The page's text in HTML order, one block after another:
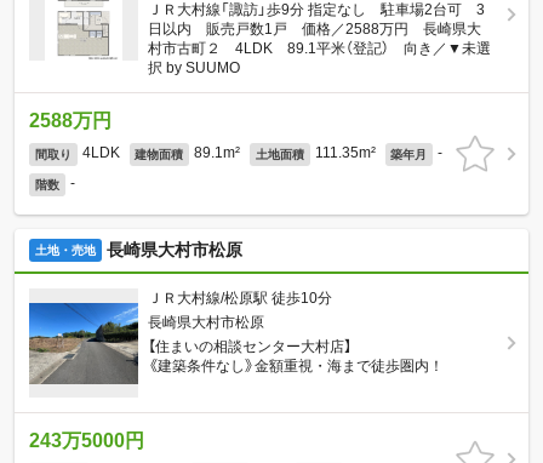
ＪＲ大村線「諏訪」歩9分 指定なし 駐車場2台可 3
日以内 販売戸数1戸 価格／2588万円 長崎県大
村市古町２ 4LDK 89.1平米（登記） 向き／▼未選
択 by SUUMO
2588万円
間取り 4LDK 建物面積 89.1m² 土地面積 111.35m² 築年月 -
階数 -
土地・売地 長崎県大村市松原
ＪＲ大村線/松原駅 徒歩10分
長崎県大村市松原
【住まいの相談センター大村店】
《建築条件なし》金額重視・海まで徒歩圏内！
243万5000円